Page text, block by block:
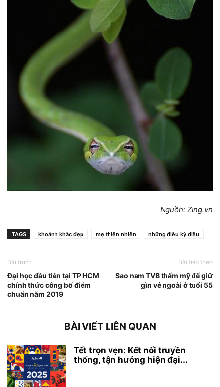
Nguồn: Zing.vn
TAGS khoảnh khắc đẹp mẹ thiên nhiên những điều kỳ diệu
Bài trước
Đại học đầu tiên tại TP HCM
chính thức công bố điểm
chuẩn năm 2019
Bài tiếp theo
Sao nam TVB thẩm mỹ để giữ
gìn vẻ ngoài ở tuổi 55
BÀI VIẾT LIÊN QUAN
Tết trọn vẹn: Kết nối truyền
thống, tận hưởng hiện đại...